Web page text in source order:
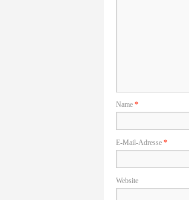
Name *
E-Mail-Adresse *
Website